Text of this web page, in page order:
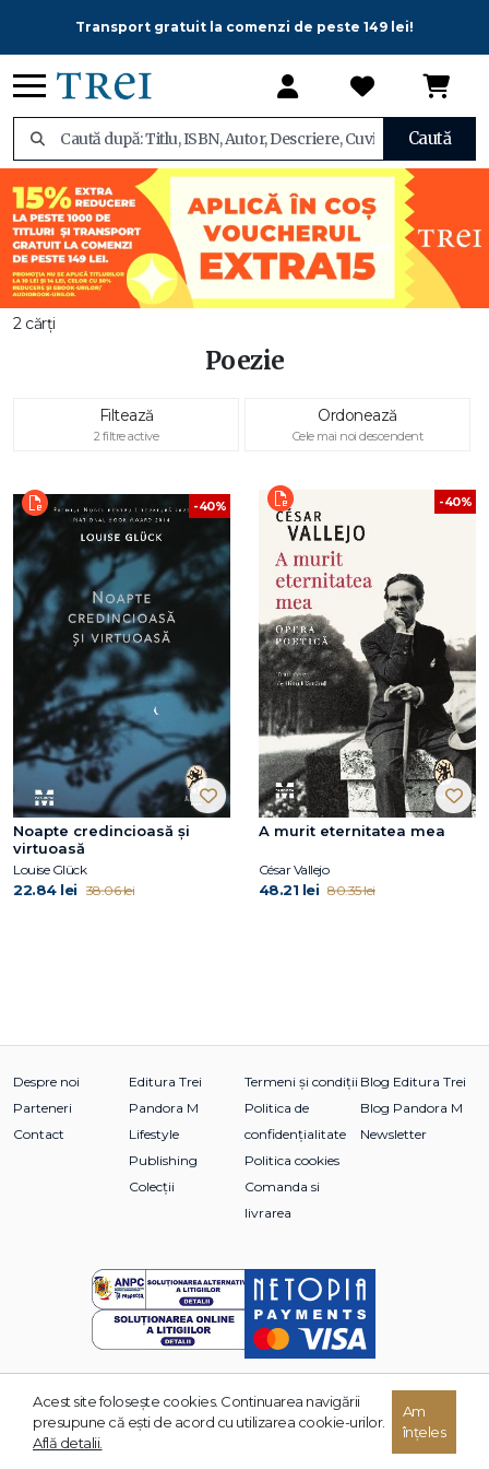
Transport gratuit la comenzi de peste 149 lei!
Caută
2 cărți
Poezie
Filtează
2 filtre active
Ordonează
Cele mai noi descendent
-40%
Noapte credincioasă și
virtuoasă
Louise Glück
22.84 lei 38.06 lei
-40%
A murit eternitatea mea
César Vallejo
48.21 lei 80.35 lei
Despre noi
Parteneri
Contact
Editura Trei
Pandora M
Lifestyle
Publishing
Colecții
Termeni și condiții
Politica de
confidențialitate
Politica cookies
Comanda si
livrarea
Blog Editura Trei
Blog Pandora M
Newsletter
© 2026 Grupul Editorial TREI. Toate drepturile rezervate.
Acest site foloseşte cookies. Continuarea navigării
presupune că eşti de acord cu utilizarea cookie-urilor.
Află detalii.
Am
înțeles